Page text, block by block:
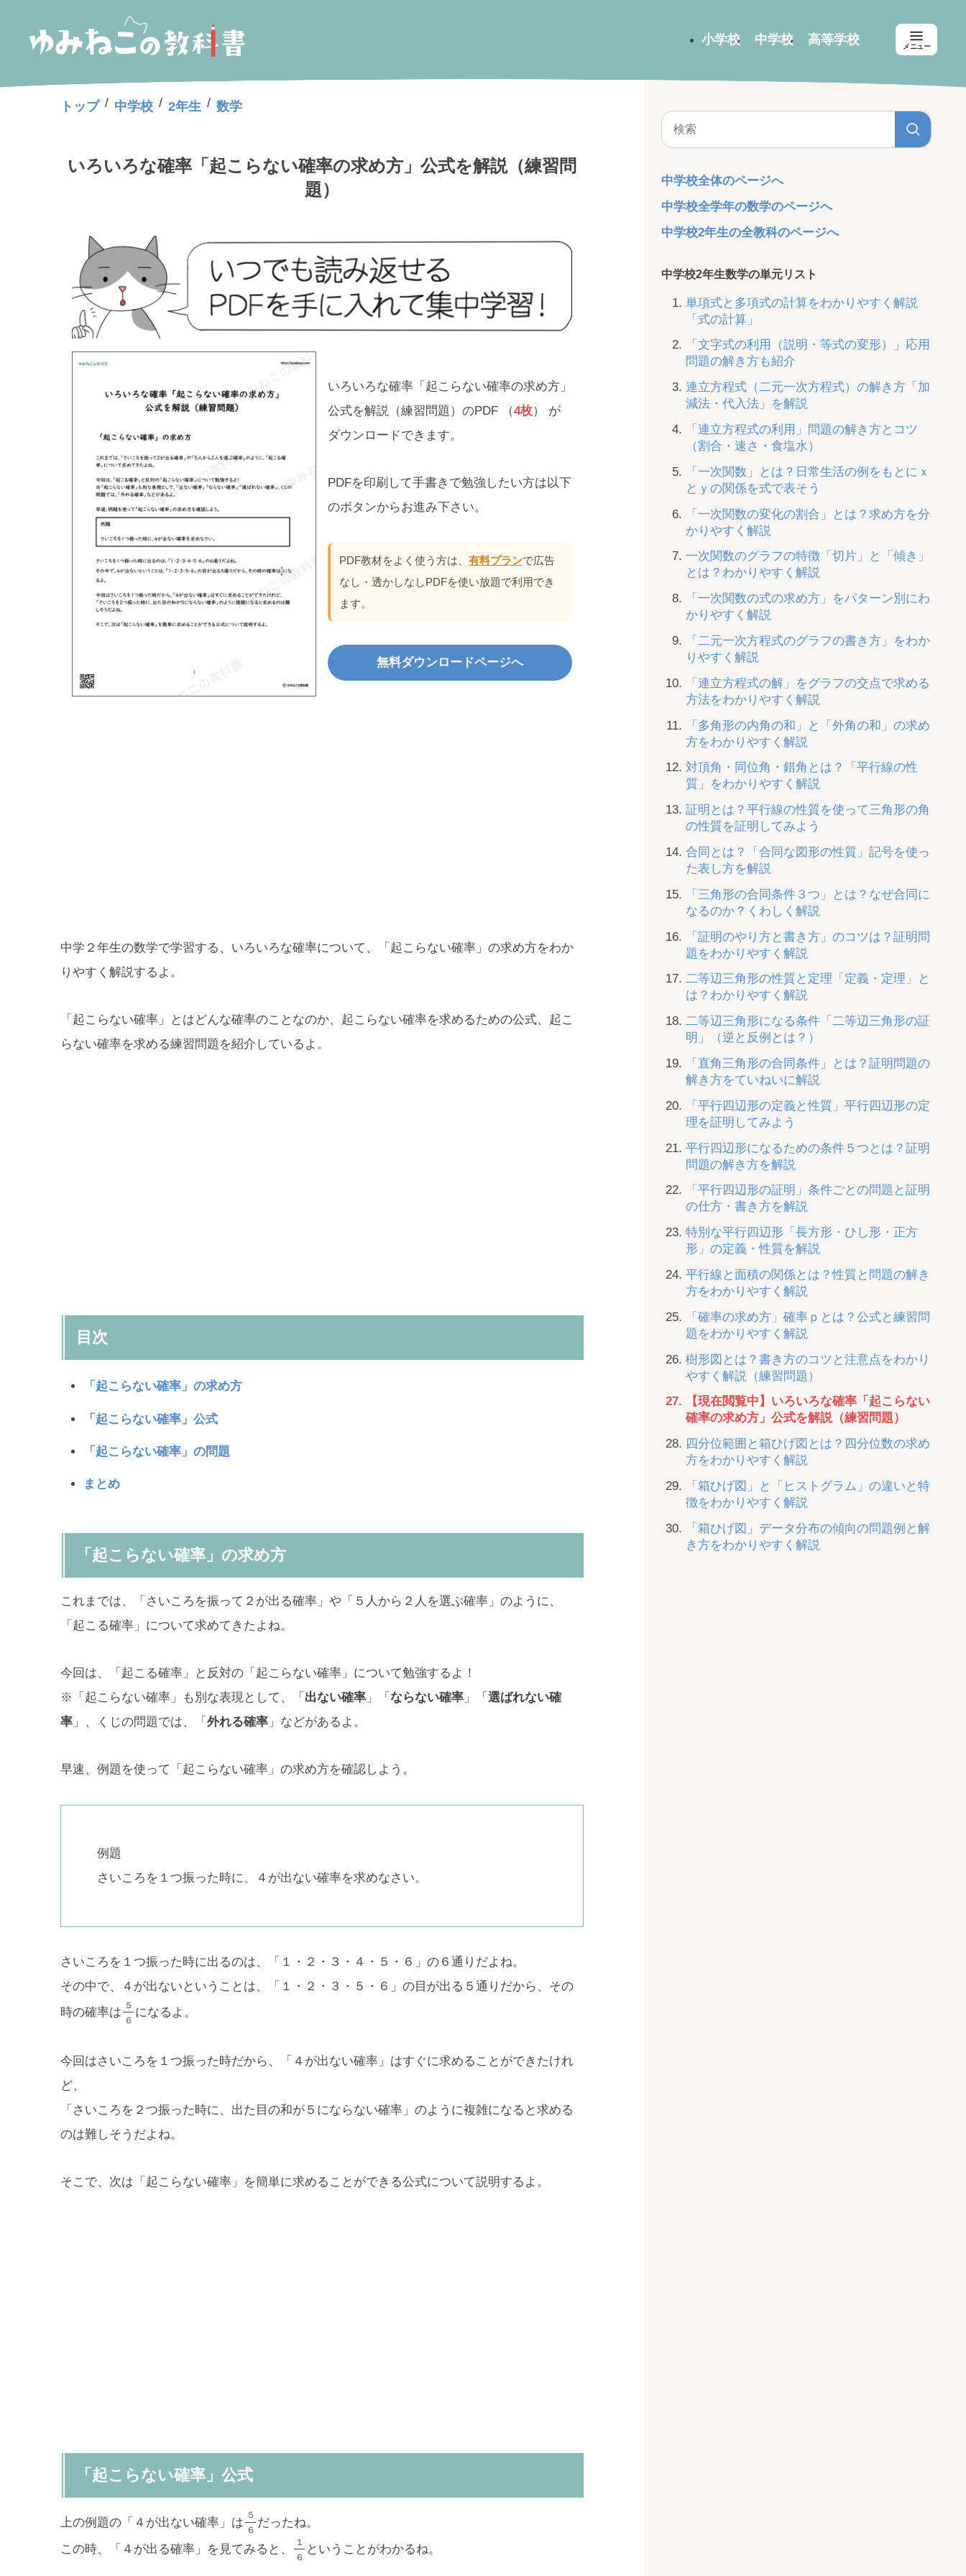
小学校 中学校 高等学校 メニュー
トップ / 中学校 / 2年生 / 数学
いろいろな確率「起こらない確率の求め方」公式を解説（練習問
題）
いろいろな確率「起こらない確率の求め方」
公式を解説（練習問題）のPDF （4枚） が
ダウンロードできます。
PDFを印刷して手書きで勉強したい方は以下
のボタンからお進み下さい。
PDF教材をよく使う方は、 有料プランで広告
なし・透かしなしPDFを使い放題で利用でき
ます。
無料ダウンロードページへ
中学２年生の数学で学習する、いろいろな確率について、「起こらない確率」の求め方をわか
りやすく解説するよ。
「起こらない確率」とはどんな確率のことなのか、起こらない確率を求めるための公式、起こ
らない確率を求める練習問題を紹介しているよ。
目次
「起こらない確率」の求め方
「起こらない確率」公式
「起こらない確率」の問題
まとめ
「起こらない確率」の求め方
これまでは、「さいころを振って２が出る確率」や「５人から２人を選ぶ確率」のように、
「起こる確率」について求めてきたよね。
今回は、「起こる確率」と反対の「起こらない確率」について勉強するよ！
※「起こらない確率」も別な表現として、「 出ない確率 」「 ならない確率 」「 選ばれない確
率 」、くじの問題では、「 外れる確率 」などがあるよ。
早速、例題を使って「起こらない確率」の求め方を確認しよう。
例題
さいころを１つ振った時に、４が出ない確率を求めなさい。
さいころを１つ振った時に出るのは、「１・２・３・４・５・６」の６通りだよね。
その中で、４が出ないということは、「１・２・３・５・６」の目が出る５通りだから、その
時の確率は
５
６
になるよ。
今回はさいころを１つ振った時だから、「４が出ない確率」はすぐに求めることができたけれ
ど、
「さいころを２つ振った時に、出た目の和が５にならない確率」のように複雑になると求める
のは難しそうだよね。
そこで、次は「起こらない確率」を簡単に求めることができる公式について説明するよ。
「起こらない確率」公式
上の例題の「４が出ない確率」は
５
６
だったね。
この時、「４が出る確率」を見てみると、
１
６
ということがわかるね。
中学校全体のページへ
中学校全学年の数学のページへ
中学校2年生の全教科のページへ
中学校2年生数学の単元リスト
単項式と多項式の計算をわかりやすく解説
「式の計算」
「文字式の利用（説明・等式の変形）」応用
問題の解き方も紹介
連立方程式（二元一次方程式）の解き方「加
減法・代入法」を解説
「連立方程式の利用」問題の解き方とコツ
（割合・速さ・食塩水）
「一次関数」とは？日常生活の例をもとにｘ
とｙの関係を式で表そう
「一次関数の変化の割合」とは？求め方を分
かりやすく解説
一次関数のグラフの特徴「切片」と「傾き」
とは？わかりやすく解説
「一次関数の式の求め方」をパターン別にわ
かりやすく解説
「二元一次方程式のグラフの書き方」をわか
りやすく解説
「連立方程式の解」をグラフの交点で求める
方法をわかりやすく解説
「多角形の内角の和」と「外角の和」の求め
方をわかりやすく解説
対頂角・同位角・錯角とは？「平行線の性
質」をわかりやすく解説
証明とは？平行線の性質を使って三角形の角
の性質を証明してみよう
合同とは？「合同な図形の性質」記号を使っ
た表し方を解説
「三角形の合同条件３つ」とは？なぜ合同に
なるのか？くわしく解説
「証明のやり方と書き方」のコツは？証明問
題をわかりやすく解説
二等辺三角形の性質と定理「定義・定理」と
は？わかりやすく解説
二等辺三角形になる条件「二等辺三角形の証
明」（逆と反例とは？）
「直角三角形の合同条件」とは？証明問題の
解き方をていねいに解説
「平行四辺形の定義と性質」平行四辺形の定
理を証明してみよう
平行四辺形になるための条件５つとは？証明
問題の解き方を解説
「平行四辺形の証明」条件ごとの問題と証明
の仕方・書き方を解説
特別な平行四辺形「長方形・ひし形・正方
形」の定義・性質を解説
平行線と面積の関係とは？性質と問題の解き
方をわかりやすく解説
「確率の求め方」確率ｐとは？公式と練習問
題をわかりやすく解説
樹形図とは？書き方のコツと注意点をわかり
やすく解説（練習問題）
【現在閲覧中】いろいろな確率「起こらない
確率の求め方」公式を解説（練習問題）
四分位範囲と箱ひげ図とは？四分位数の求め
方をわかりやすく解説
「箱ひげ図」と「ヒストグラム」の違いと特
徴をわかりやすく解説
「箱ひげ図」データ分布の傾向の問題例と解
き方をわかりやすく解説